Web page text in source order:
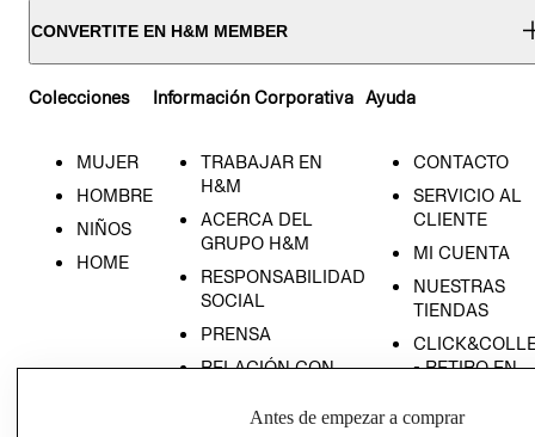
CONVERTITE EN H&M MEMBER
Colecciones
MUJER
HOMBRE
NIÑOS
HOME
Información Corporativa
TRABAJAR EN
H&M
ACERCA DEL
GRUPO H&M
RESPONSABILIDAD
SOCIAL
PRENSA
RELACIÓN CON
POLÍTICA
Ayuda
CONTACTO
SERVICIO AL
CLIENTE
MI CUENTA
NUESTRAS
TIENDAS
- RETIRO EN
TÉRMINOS Y
Antes de empezar a comprar